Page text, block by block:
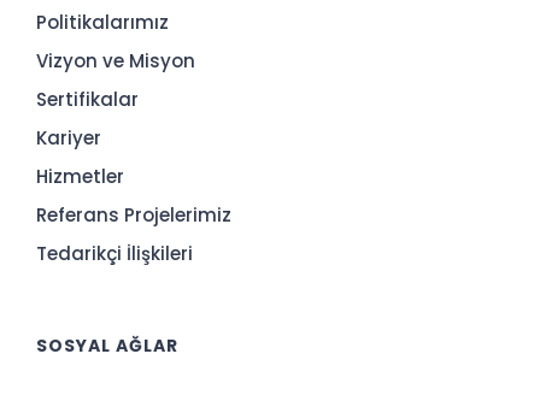
Politikalarımız
Vizyon ve Misyon
Sertifikalar
Kariyer
Hizmetler
Referans Projelerimiz
Tedarikçi İlişkileri
SOSYAL AĞLAR